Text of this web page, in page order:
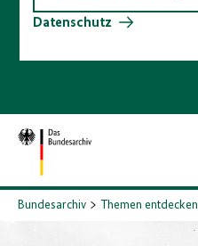
Datenschutz
Zur
Startseite
Bundesarchiv Themen entdecken